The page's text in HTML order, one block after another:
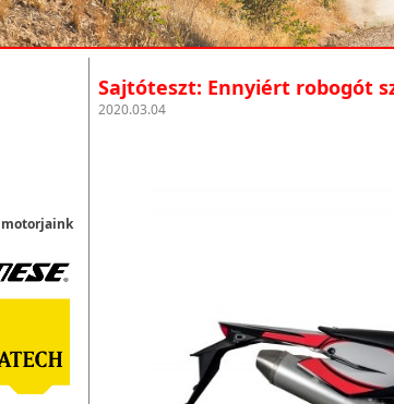
motorjaink
Sajtóteszt: Ennyiért robogót
2020.03.04